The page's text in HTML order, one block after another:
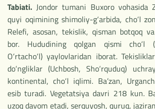
Tabiati. Jondor tumani Buxoro vohasida
quyi oqimining shimoliy-g‘arbida, cho‘l
Relefi, asosan, tekislik, qisman botqoq
bor. Hududining qolgan qismi cho‘l
O‘rtacho‘l) yaylovlaridan iborat.
do‘ngliklar (Uchbosh, Sho‘rquduq)
kontinental, cho‘l iqlimi. Ba’zan,
esib turadi. Vegetatsiya davri 218 kun.
uzoq davom etadi, serquyosh, quruq,